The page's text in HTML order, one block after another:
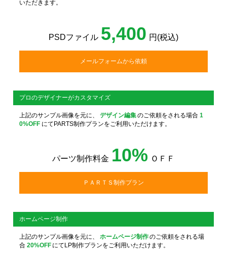
いただきます。
PSDファイル 5,400 円(税込)
メールフォームから依頼
プロのデザイナーがカスタマイズ
上記のサンプル画像を元に、 デザイン編集のご依頼をされる場合 1
0%OFF にてPARTS制作プランをご利用いただけます。
パーツ制作料金 10% ＯＦＦ
ＰＡＲＴＳ制作プラン
ホームページ制作
上記のサンプル画像を元に、 ホームページ制作のご依頼をされる場
合 20%OFF にてLP制作プランをご利用いただけます。